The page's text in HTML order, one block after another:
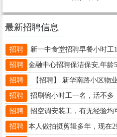
最新招聘信息
招聘
招聘
招聘
招聘
招聘
招聘